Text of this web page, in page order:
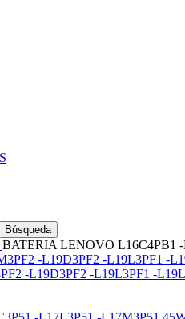
Búsqueda
BATERIA LENOVO L16C4PB1
-L19D3PF2 -L19L3PF1 -